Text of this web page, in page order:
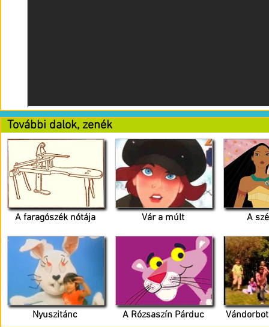
További dalok, zenék
A faragószék nótája Vár a múlt A
Nyuszitánc A Rózsaszín Párduc